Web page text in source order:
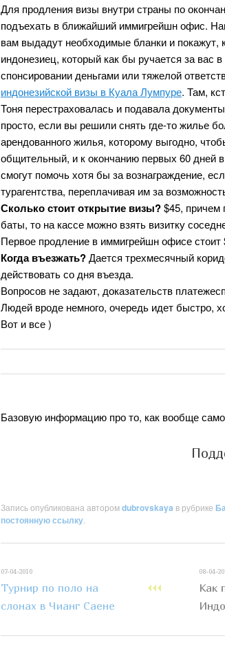
Для продления визы внутри страны по
подъехать в ближайший иммигрейшн офис.
вам выдадут необходимые бланки и покажут,
индонезиец, который как бы ручается за вас
спонсировании деньгами или тяжелой
индонезийской визы в Куала Лумпуре. Там,
Тоня перестраховалась и подавала
просто, если вы решили снять где-то жилье
арендованного жилья, которому выгодно,
общительный, и к окончанию первых 60 дней
смогут помочь хотя бы за вознаграждение,
турагентства, переплачивая им за
Сколько стоит открытие визы?$45, причем
баты, то на кассе можно взять визитку
Первое продление в иммигрейшн офисе
Когда въезжать?Дается трехмесячный
действовать со дня въезда.
Вопросов не задают, доказательств
Людей вроде немного, очередь идет быстро,
Вот и все )
Базовую информацию про то, как вообще
Запись опубликована авторомdubrovskaya в рубрике
постоянную ссылку
07-04-2010
Турнир по поло на
слонах в Чианг Саене
08-04-
Как